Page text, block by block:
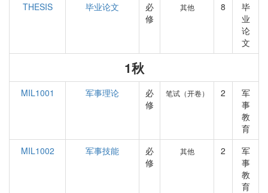
THESIS 毕业论文
必
修
其他 8
毕
业
论
文
1秋
MIL1001 军事理论
必
修
笔试（开卷） 2
军
事
教
育
MIL1002
军事技能
必
修
其他 2
军
事
教
育